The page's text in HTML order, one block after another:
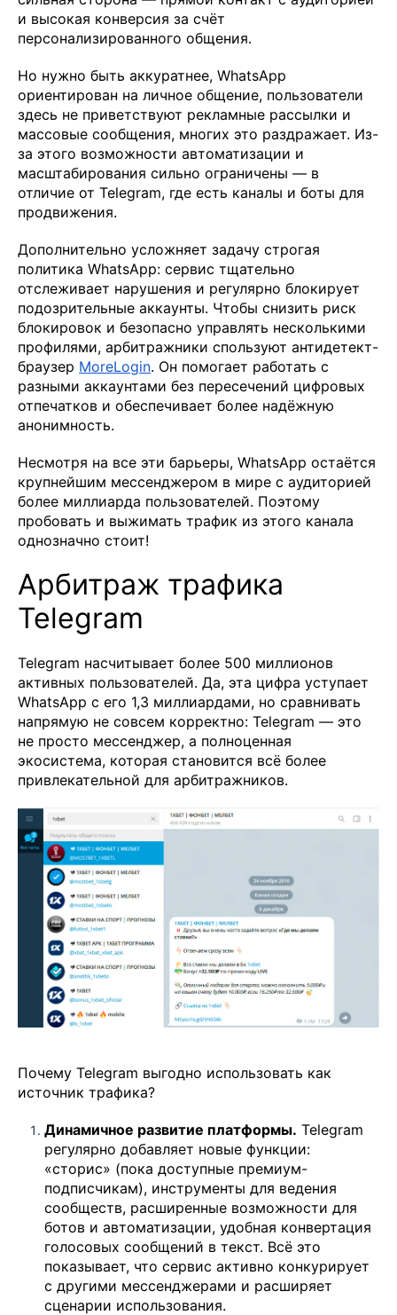
и высокая конверсия за счёт
персонализированного общения.
Но нужно быть аккуратнее, WhatsApp
ориентирован на личное общение, пользователи
здесь не приветствуют рекламные рассылки и
массовые сообщения, многих это раздражает. Из-
за этого возможности автоматизации и
масштабирования сильно ограничены — в
отличие от Telegram, где есть каналы и боты для
продвижения.
Дополнительно усложняет задачу строгая
политика WhatsApp: сервис тщательно
отслеживает нарушения и регулярно блокирует
подозрительные аккаунты. Чтобы снизить риск
блокировок и безопасно управлять несколькими
профилями, арбитражники спользуют антидетект-
браузер MoreLogin. Он помогает работать с
разными аккаунтами без пересечений цифровых
отпечатков и обеспечивает более надёжную
анонимность.
Несмотря на все эти барьеры, WhatsApp остаётся
крупнейшим мессенджером в мире с аудиторией
более миллиарда пользователей. Поэтому
пробовать и выжимать трафик из этого канала
однозначно стоит!
Арбитраж трафика
Telegram
Telegram насчитывает более 500 миллионов
активных пользователей. Да, эта цифра уступает
WhatsApp с его 1,3 миллиардами, но сравнивать
напрямую не совсем корректно: Telegram — это
не просто мессенджер, а полноценная
экосистема, которая становится всё более
привлекательной для арбитражников.
Почему Telegram выгодно использовать как
источник трафика?
Динамичное развитие платформы. Telegram
регулярно добавляет новые функции:
«сторис» (пока доступные премиум-
подписчикам), инструменты для ведения
сообществ, расширенные возможности для
ботов и автоматизации, удобная конвертация
голосовых сообщений в текст. Всё это
показывает, что сервис активно конкурирует
с другими мессенджерами и расширяет
сценарии использования.